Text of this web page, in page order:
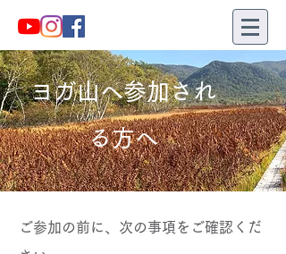
ヨガ山へ参加され
る方へ
ご参加の前に、次の事項をご確認くだ